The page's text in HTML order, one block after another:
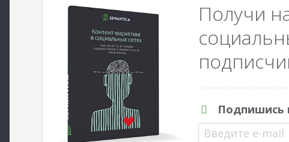
Получи
Подпишись
Введите e-mail